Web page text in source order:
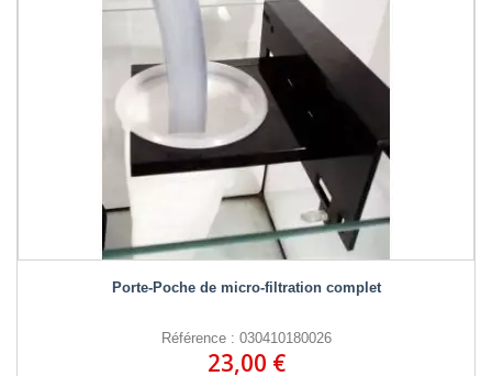
Porte-Poche de micro-filtration complet
Référence : 030410180026
23,00 €